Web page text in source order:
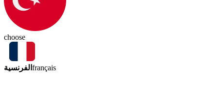
choose
الفرنسية français